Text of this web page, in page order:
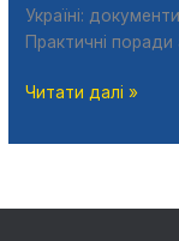
Україні:
Практичні
Читати далі »